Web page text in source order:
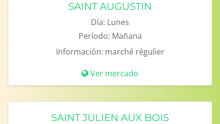
SAINT AUGUSTIN
Día: Lunes
Período: Mañana
Información: marché régulier
Ver mercado
SAINT JULIEN AUX BOIS